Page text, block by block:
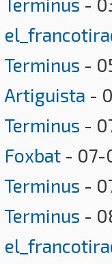
Terminus -
Artiguista -
Terminus -
Foxbat - 07-
Terminus -
Terminus -